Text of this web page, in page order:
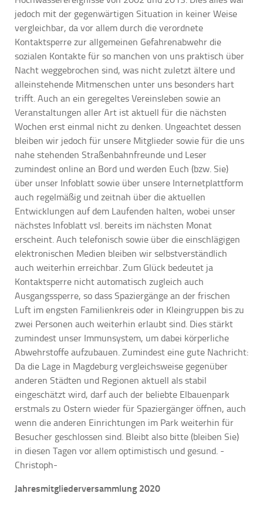
jedoch mit der gegenwärtigen Situation in keiner Weise
vergleichbar, da vor allem durch die verordnete
Kontaktsperre zur allgemeinen Gefahrenabwehr die
sozialen Kontakte für so manchen von uns praktisch über
Nacht weggebrochen sind, was nicht zuletzt ältere und
alleinstehende Mitmenschen unter uns besonders hart
trifft. Auch an ein geregeltes Vereinsleben sowie an
Veranstaltungen aller Art ist aktuell für die nächsten
Wochen erst einmal nicht zu denken. Ungeachtet dessen
bleiben wir jedoch für unsere Mitglieder sowie für die uns
nahe stehenden Straßenbahnfreunde und Leser
zumindest online an Bord und werden Euch (bzw. Sie)
über unser Infoblatt sowie über unsere Internetplattform
auch regelmäßig und zeitnah über die aktuellen
Entwicklungen auf dem Laufenden halten, wobei unser
nächstes Infoblatt vsl. bereits im nächsten Monat
erscheint. Auch telefonisch sowie über die einschlägigen
elektronischen Medien bleiben wir selbstverständlich
auch weiterhin erreichbar. Zum Glück bedeutet ja
Kontaktsperre nicht automatisch zugleich auch
Ausgangssperre, so dass Spaziergänge an der frischen
Luft im engsten Familienkreis oder in Kleingruppen bis zu
zwei Personen auch weiterhin erlaubt sind. Dies stärkt
zumindest unser Immunsystem, um dabei körperliche
Abwehrstoffe aufzubauen. Zumindest eine gute Nachricht:
Da die Lage in Magdeburg vergleichsweise gegenüber
anderen Städten und Regionen aktuell als stabil
eingeschätzt wird, darf auch der beliebte Elbauenpark
erstmals zu Ostern wieder für Spaziergänger öffnen, auch
wenn die anderen Einrichtungen im Park weiterhin für
Besucher geschlossen sind. Bleibt also bitte (bleiben Sie)
in diesen Tagen vor allem optimistisch und gesund. -
Christoph-
Jahresmitgliederversammlung 2020